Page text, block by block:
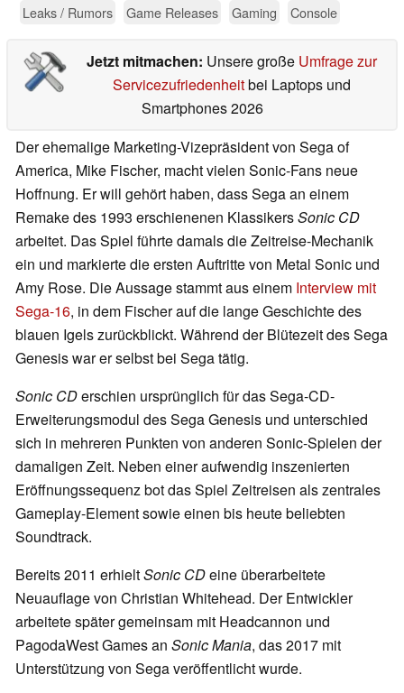
Leaks / Rumors Game Releases Gaming Console
Jetzt mitmachen: Unsere große Umfrage zur
Servicezufriedenheitbei Laptops und
Smartphones 2026
Der ehemalige Marketing-Vizepräsident von Sega of
America, Mike Fischer, macht vielen Sonic-Fans neue
Hoffnung. Er will gehört haben, dass Sega an einem
Remake des 1993 erschienenen KlassikersSonic CD
arbeitet. Das Spiel führte damals die Zeitreise-Mechanik
ein und markierte die ersten Auftritte von Metal Sonic und
Amy Rose. Die Aussage stammt aus einem Interview mit
Sega-16, in dem Fischer auf die lange Geschichte des
blauen Igels zurückblickt. Während der Blütezeit des Sega
Genesis war er selbst bei Sega tätig.
Sonic CDerschien ursprünglich für das Sega-CD-
Erweiterungsmodul des Sega Genesis und unterschied
sich in mehreren Punkten von anderen Sonic-Spielen der
damaligen Zeit. Neben einer aufwendig inszenierten
Eröffnungssequenz bot das Spiel Zeitreisen als zentrales
Gameplay-Element sowie einen bis heute beliebten
Soundtrack.
Bereits 2011 erhieltSonic CDeine überarbeitete
Neuauflage von Christian Whitehead. Der Entwickler
arbeitete später gemeinsam mit Headcannon und
PagodaWest Games an Sonic Mania, das 2017 mit
Unterstützung von Sega veröffentlicht wurde.